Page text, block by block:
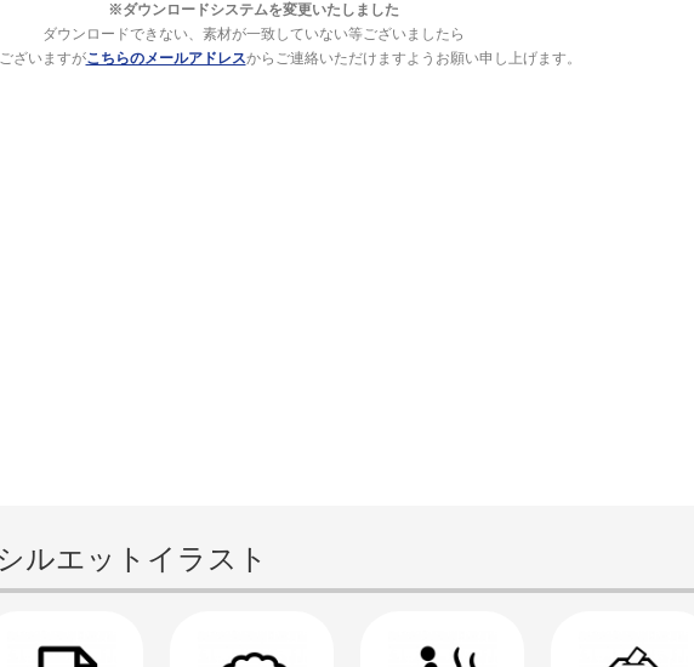
※ダウンロードシステムを変更いたしました
ダウンロードできない、素材が一致していない等ございましたら
ざいますがこちらのメールアドレスからご連絡いただけますようお願い申し上げます。
ルエットイラスト